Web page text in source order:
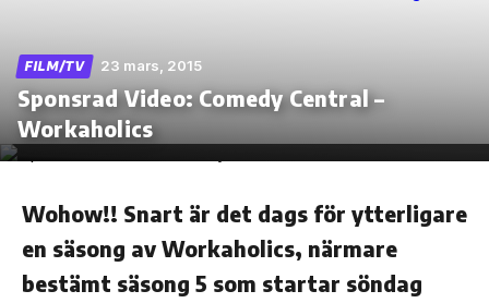
Skip
the
content
FILM/TV 23 mars, 2015
Sponsrad Video: Comedy Central –
Workaholics
Wohow!! Snart är det dags för ytterligare
en säsong av Workaholics, närmare
bestämt säsong 5 som startar söndag